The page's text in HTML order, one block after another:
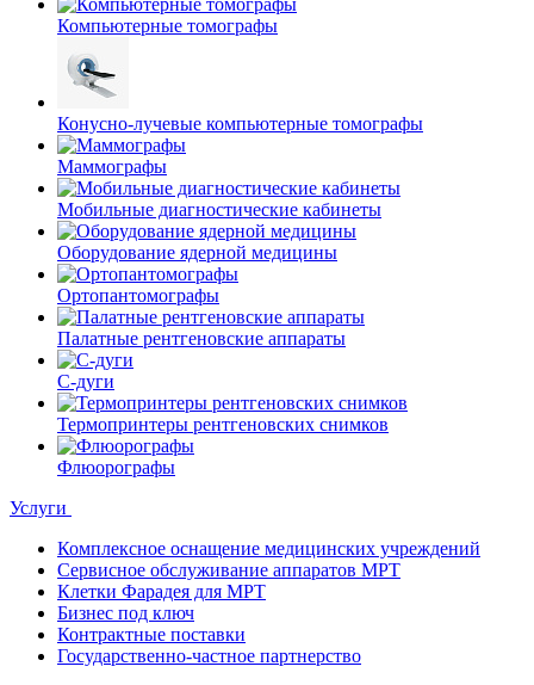
Компьютерные томографы
Конусно-лучевые компьютерные томографы
Маммографы
Мобильные диагностические кабинеты
Оборудование ядерной медицины
Ортопантомографы
Палатные рентгеновские аппараты
С-дуги
Термопринтеры рентгеновских снимков
Флюорографы
Услуги
Комплексное оснащение медицинских учреждений
Сервисное обслуживание аппаратов МРТ
Клетки Фарадея для МРТ
Бизнес под ключ
Контрактные поставки
Государственно-частное партнерство